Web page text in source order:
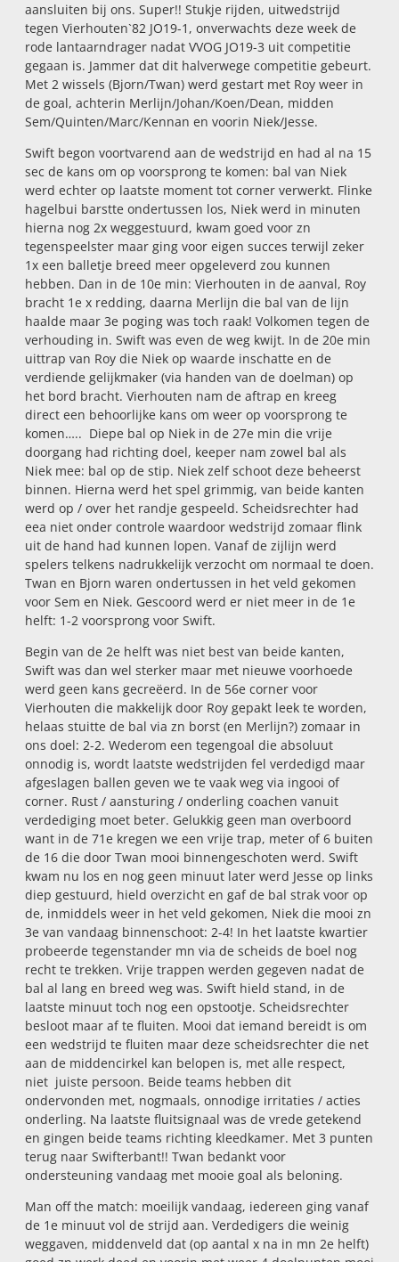
aansluiten bij ons. Super!! Stukje rijden, uitwedstrijd
tegen Vierhouten`82 JO19-1, onverwachts deze week de
rode lantaarndrager nadat VVOG JO19-3 uit competitie
gegaan is. Jammer dat dit halverwege competitie gebeurt.
Met 2 wissels (Bjorn/Twan) werd gestart met Roy weer in
de goal, achterin Merlijn/Johan/Koen/Dean, midden
Sem/Quinten/Marc/Kennan en voorin Niek/Jesse.
Swift begon voortvarend aan de wedstrijd en had al na 15
sec de kans om op voorsprong te komen: bal van Niek
werd echter op laatste moment tot corner verwerkt. Flinke
hagelbui barstte ondertussen los, Niek werd in minuten
hierna nog 2x weggestuurd, kwam goed voor zn
tegenspeelster maar ging voor eigen succes terwijl zeker
1x een balletje breed meer opgeleverd zou kunnen
hebben. Dan in de 10e min: Vierhouten in de aanval, Roy
bracht 1e x redding, daarna Merlijn die bal van de lijn
haalde maar 3e poging was toch raak! Volkomen tegen de
verhouding in. Swift was even de weg kwijt. In de 20e min
uittrap van Roy die Niek op waarde inschatte en de
verdiende gelijkmaker (via handen van de doelman) op
het bord bracht. Vierhouten nam de aftrap en kreeg
direct een behoorlijke kans om weer op voorsprong te
komen….. Diepe bal op Niek in de 27e min die vrije
doorgang had richting doel, keeper nam zowel bal als
Niek mee: bal op de stip. Niek zelf schoot deze beheerst
binnen. Hierna werd het spel grimmig, van beide kanten
werd op / over het randje gespeeld. Scheidsrechter had
eea niet onder controle waardoor wedstrijd zomaar flink
uit de hand had kunnen lopen. Vanaf de zijlijn werd
spelers telkens nadrukkelijk verzocht om normaal te doen.
Twan en Bjorn waren ondertussen in het veld gekomen
voor Sem en Niek. Gescoord werd er niet meer in de 1e
helft: 1-2 voorsprong voor Swift.
Begin van de 2e helft was niet best van beide kanten,
Swift was dan wel sterker maar met nieuwe voorhoede
werd geen kans gecreëerd. In de 56e corner voor
Vierhouten die makkelijk door Roy gepakt leek te worden,
helaas stuitte de bal via zn borst (en Merlijn?) zomaar in
ons doel: 2-2. Wederom een tegengoal die absoluut
onnodig is, wordt laatste wedstrijden fel verdedigd maar
afgeslagen ballen geven we te vaak weg via ingooi of
corner. Rust / aansturing / onderling coachen vanuit
verdediging moet beter. Gelukkig geen man overboord
want in de 71e kregen we een vrije trap, meter of 6 buiten
de 16 die door Twan mooi binnengeschoten werd. Swift
kwam nu los en nog geen minuut later werd Jesse op links
diep gestuurd, hield overzicht en gaf de bal strak voor op
de, inmiddels weer in het veld gekomen, Niek die mooi zn
3e van vandaag binnenschoot: 2-4! In het laatste kwartier
probeerde tegenstander mn via de scheids de boel nog
recht te trekken. Vrije trappen werden gegeven nadat de
bal al lang en breed weg was. Swift hield stand, in de
laatste minuut toch nog een opstootje. Scheidsrechter
besloot maar af te fluiten. Mooi dat iemand bereidt is om
een wedstrijd te fluiten maar deze scheidsrechter die net
aan de middencirkel kan belopen is, met alle respect,
niet juiste persoon. Beide teams hebben dit
ondervonden met, nogmaals, onnodige irritaties / acties
onderling. Na laatste fluitsignaal was de vrede getekend
en gingen beide teams richting kleedkamer. Met 3 punten
terug naar Swifterbant!! Twan bedankt voor
ondersteuning vandaag met mooie goal als beloning.
Man off the match: moeilijk vandaag, iedereen ging vanaf
de 1e minuut vol de strijd aan. Verdedigers die weinig
weggaven, middenveld dat (op aantal x na in mn 2e helft)